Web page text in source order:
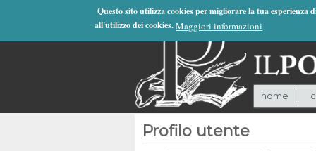
Questo sito utilizza cookies per migliorare la tua
all'utilizzo dei cookies. Maggiori informazioni
home
Profilo utente